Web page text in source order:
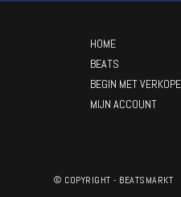
HOME
BEATS
BEGIN MET
MIJN ACCOUNT
© COPYRIGHT - BEATSMARKT